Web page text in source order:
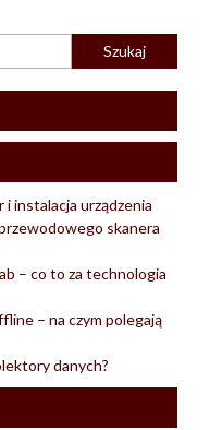
instalacja urządzenia
skanera
– co to za technologia
– na czym polegają
danych?